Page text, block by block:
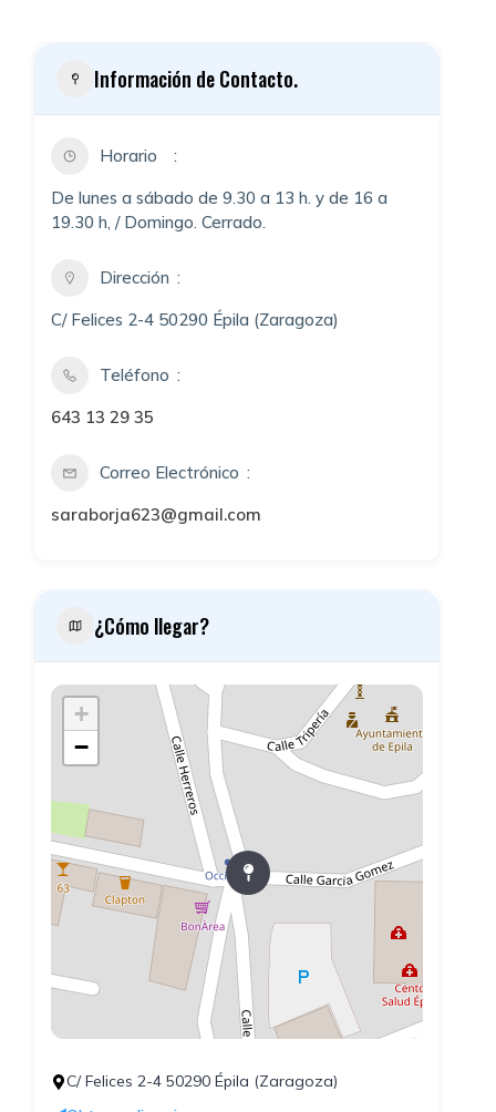
Información de Contacto.
Horario
De lunes a sábado de 9.30 a 13 h. y de 16 a
19.30 h, / Domingo. Cerrado.
Dirección
C/ Felices 2-4 50290 Épila (Zaragoza)
Teléfono
643 13 29 35
Correo Electrónico
saraborja623@gmail.com
¿Cómo llegar?
+
−
C/ Felices 2-4 50290 Épila (Zaragoza)